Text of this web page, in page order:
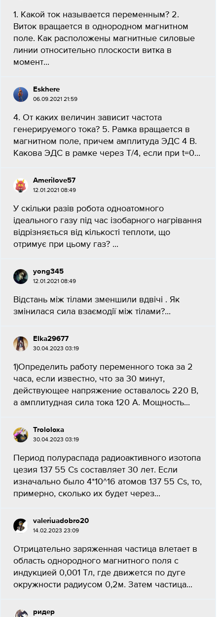
1. Какой ток называется переменным? 2.
Виток вращается в однородном магнитном
поле. Как расположены магнитные силовые
линии относительно плоскости витка в
момент...
Eskhere
06.09.2021 21:59
4. От каких величин зависит частота
генерируемого тока? 5. Рамка вращается в
магнитном поле, причем амплитуда ЭДС 4 В.
Какова ЭДС в рамке через Т/4, если при t=0...
Amerilove57
12.01.2021 08:49
У скільки разів робота одноатомного
ідеального газу під час ізобарного нагрівання
відрізняється від кількості теплоти, що
отримує при цьому газ? ​...
yong345
12.01.2021 08:49
Відстань між тілами зменшили вдвічі . Як
змінилася сила взаємодії між тілами?​...
Elka29677
30.04.2023 03:19
1)Определить работу переменного тока за 2
часа, если известно, что за 30 минут,
действующее напряжение оставалось 220 В,
а амплитудная сила тока 120 А. Мощность...
Trololoxa
30.04.2023 03:19
Период полураспада радиоактивного изотопа
цезия 137 55 Cs составляет 30 лет. Если
изначально было 4*10^16 атомов 137 55 Cs, то,
примерно, сколько их будет через...
valeriuadobro20
14.02.2023 23:09
Отрицательно заряженная частица влетает в
область однородного магнитного поля с
индукцией 0,001 Тл, где движется по дуге
окружности радиусом 0,2м. Затем частица...
ридер